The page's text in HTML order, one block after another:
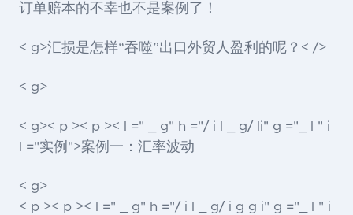
订单赔本的不幸也不是案例了！
< g>汇损是怎样“吞噬”出口外贸人盈利的呢？< />
< g>
< g>< p >< p >< l =" _ g" h ="/ i l _ g/ li" g ="_ l " i
l ="实例">案例 一：汇率波动
< g>
< p >< p >< l =" _ g" h ="/ i l _ g/ i g g i" g ="_ l " i